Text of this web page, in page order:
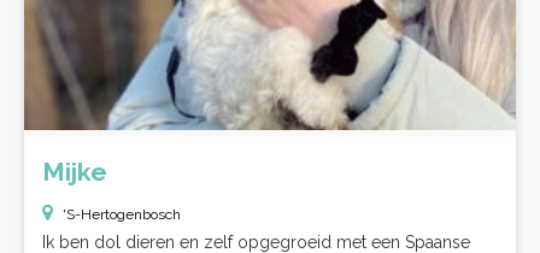
Mijke
'S-Hertogenbosch
Ik ben dol dieren en zelf opgegroeid met een Spaanse